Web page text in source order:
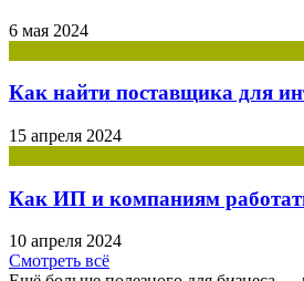
6 мая 2024
Как найти поставщика для
15 апреля 2024
Как ИП и компаниям
10 апреля 2024
Смотреть всё